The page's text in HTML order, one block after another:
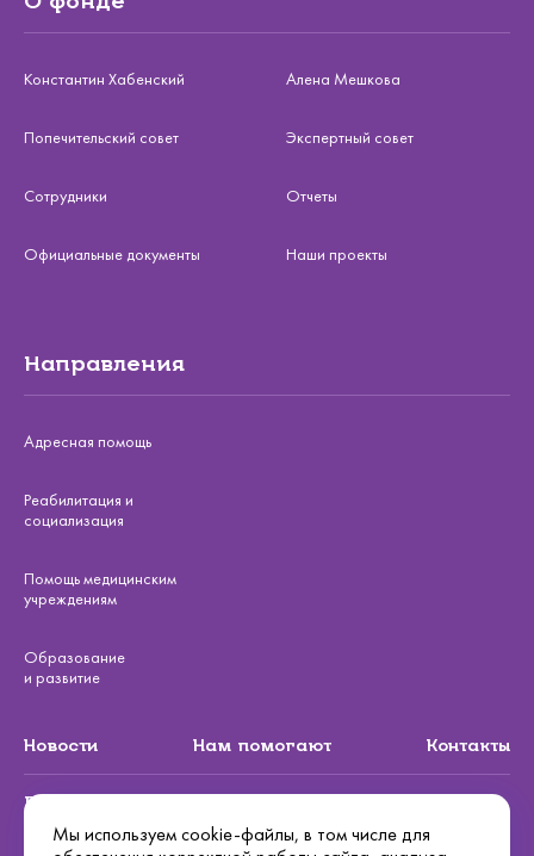
Мы используем cookie-файлы, в том числе для
Константин Хабенский Алена Мешкова
Попечительский совет Экспертный совет
Сотрудники Отчеты
Официальные документы Наши проекты
Направления
Адресная помощь
Реабилитация и
социализация
Помощь медицинским
учреждениям
Образование
и развитие
Новости Нам помогают Контакты
Подписаться на рассылку